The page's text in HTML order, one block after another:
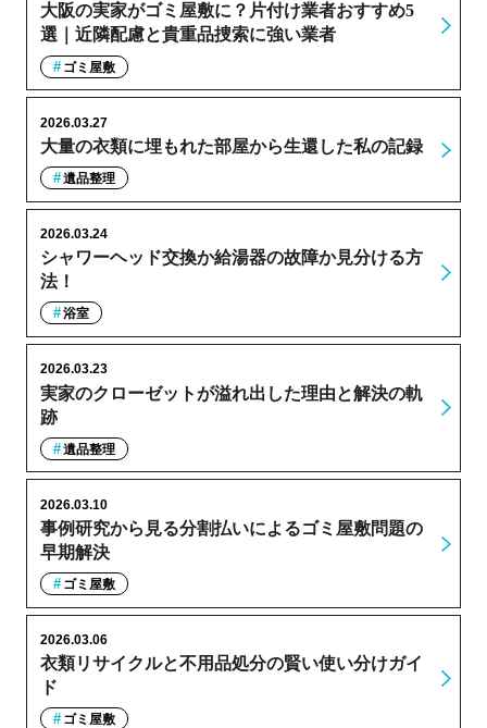
大阪の実家がゴミ屋敷に？片付け業者おすすめ5
選｜近隣配慮と貴重品捜索に強い業者
ゴミ屋敷
大量の衣類に埋もれた部屋から生還した私の記録
2026.03.27
遺品整理
シャワーヘッド交換か給湯器の故障か見分ける方
法！
2026.03.24
浴室
実家のクローゼットが溢れ出した理由と解決の軌
跡
2026.03.23
遺品整理
事例研究から見る分割払いによるゴミ屋敷問題の
早期解決
2026.03.10
ゴミ屋敷
衣類リサイクルと不用品処分の賢い使い分けガイ
ド
2026.03.06
ゴミ屋敷